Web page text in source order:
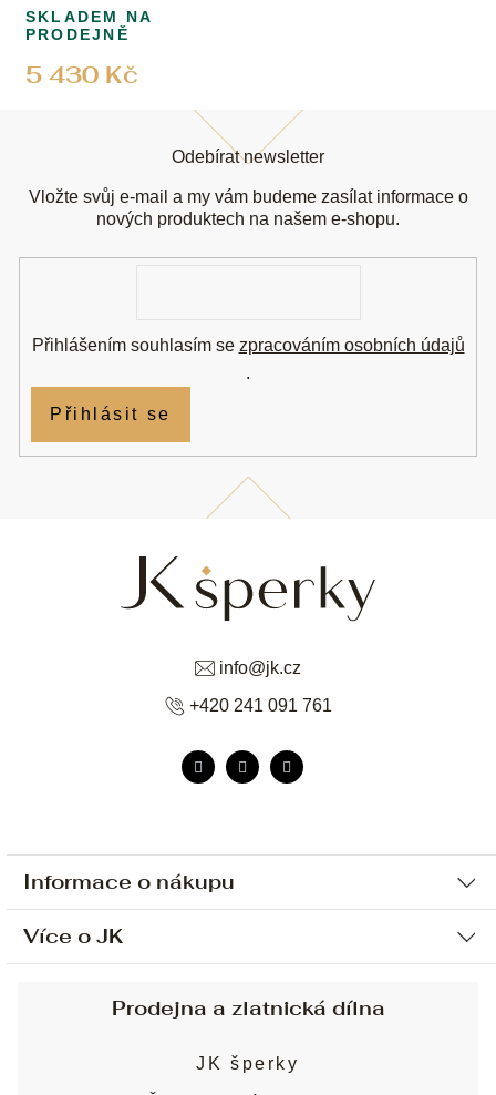
5 430 Kč
SKLADEM NA
PRODEJNĚ
Informace o nákupu
Ochrana osobních údajů
Sjednání osobní schůzky
Obchodní podmínky
Více o JK
info@jk.cz
+420 241 091 761
Odebírat newsletter
Vložte svůj e-mail a my vám budeme zasílat informace o
nových produktech na našem e-shopu.
Přihlášením souhlasím se zpracováním osobních údajů
.
Přihlásit se
Prodejna a zlatnická dílna
JK šperky